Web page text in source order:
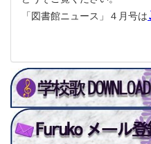
「図書館ニュース」４月号は